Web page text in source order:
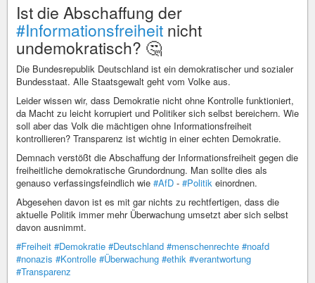
Ist die Abschaffung der
#Informationsfreiheit nicht
undemokratisch? 🤔
Die Bundesrepublik Deutschland ist ein demokratischer und sozialer
Bundesstaat. Alle Staatsgewalt geht vom Volke aus.
Leider wissen wir, dass Demokratie nicht ohne Kontrolle funktioniert,
da Macht zu leicht korrupiert und Politiker sich selbst bereichern. Wie
soll aber das Volk die mächtigen ohne Informationsfreiheit
kontrollieren? Transparenz ist wichtig in einer echten Demokratie.
Demnach verstößt die Abschaffung der Informationsfreiheit gegen die
freiheitliche demokratische Grundordnung. Man sollte dies als
genauso verfassingsfeindlich wie #AfD - #Politik einordnen.
Abgesehen davon ist es mit gar nichts zu rechtfertigen, dass die
aktuelle Politik immer mehr Überwachung umsetzt aber sich selbst
davon ausnimmt.
#Freiheit #Demokratie #Deutschland #menschenrechte #noafd
#nonazis #Kontrolle #Überwachung #ethik #verantwortung
#Transparenz